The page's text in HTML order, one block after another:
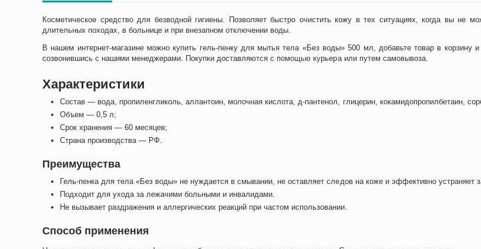
Косметическое средство для безводной гигиены. Позволяет быстро очистить кожу в тех ситуациях, когда вы
длительных походах, в больнице и при внезапном отключении воды.
В нашем интернет-магазине можно купить гель-пенку для мытья тела «Без воды» 500 мл, добавьте товар в
созвонившись с нашими менеджерами. Покупки доставляются с помощью курьера или путем самовывоза.
Характеристики
Состав — вода, пропиленгликоль, аллантоин, молочная кислота, д-пантенол, глицерин, кокамидопропилбетаин,
Объем — 0,5 л;
Срок хранения — 60 месяцев;
Страна производства — РФ.
Преимущества
Гель-пенка для тела «Без воды» не нуждается в смывании, не оставляет следов на коже и эффективно устраняет
Подходит для ухода за лежачими больными и инвалидами.
Не вызывает раздражения и аллергических реакций при частом использовании.
Способ применения